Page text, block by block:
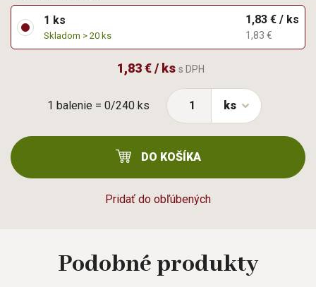
1 balenie = 0/240 ks
Pridať do obľúbených
1 ks
Skladom > 20 ks
1,83 € / ks
1,83 €
1,83 € / ks s DPH
ks
DO KOŠÍKA
Podobné produkty